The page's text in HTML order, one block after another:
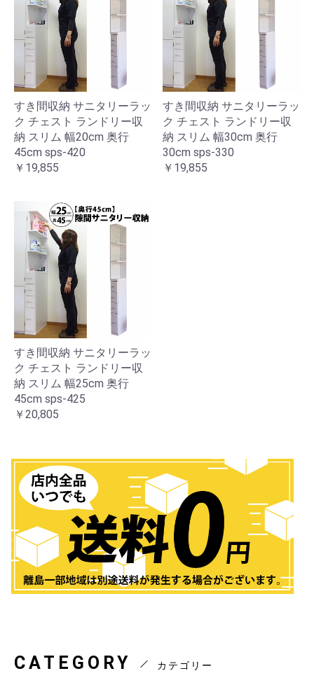
すき間収納 サニタリーラッ
ク チェスト ランドリー収
納 スリム 幅20cm 奥行
45cm sps-420
￥19,855
すき間収納 サニタリーラッ
ク チェスト ランドリー収
納 スリム 幅30cm 奥行
30cm sps-330
￥19,855
すき間収納 サニタリーラッ
ク チェスト ランドリー収
納 スリム 幅25cm 奥行
45cm sps-425
￥20,805
CATEGORY カテゴリー